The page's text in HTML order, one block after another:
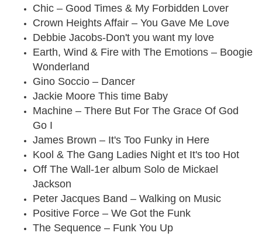
Chic – Good Times & My Forbidden Lover
Crown Heights Affair – You Gave Me Love
Debbie Jacobs-Don't you want my love
Earth, Wind & Fire with The Emotions – Boogie
Wonderland
Gino Soccio – Dancer
Jackie Moore This time Baby
Machine – There But For The Grace Of God
Go I
James Brown – It's Too Funky in Here
Kool & The Gang Ladies Night et It's too Hot
Off The Wall-1er album Solo de Mickael
Jackson
Peter Jacques Band – Walking on Music
Positive Force – We Got the Funk
The Sequence – Funk You Up